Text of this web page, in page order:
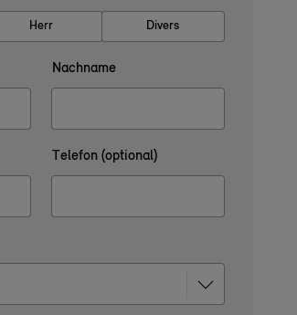
Herr Divers
Nachname
Telefon (optional)